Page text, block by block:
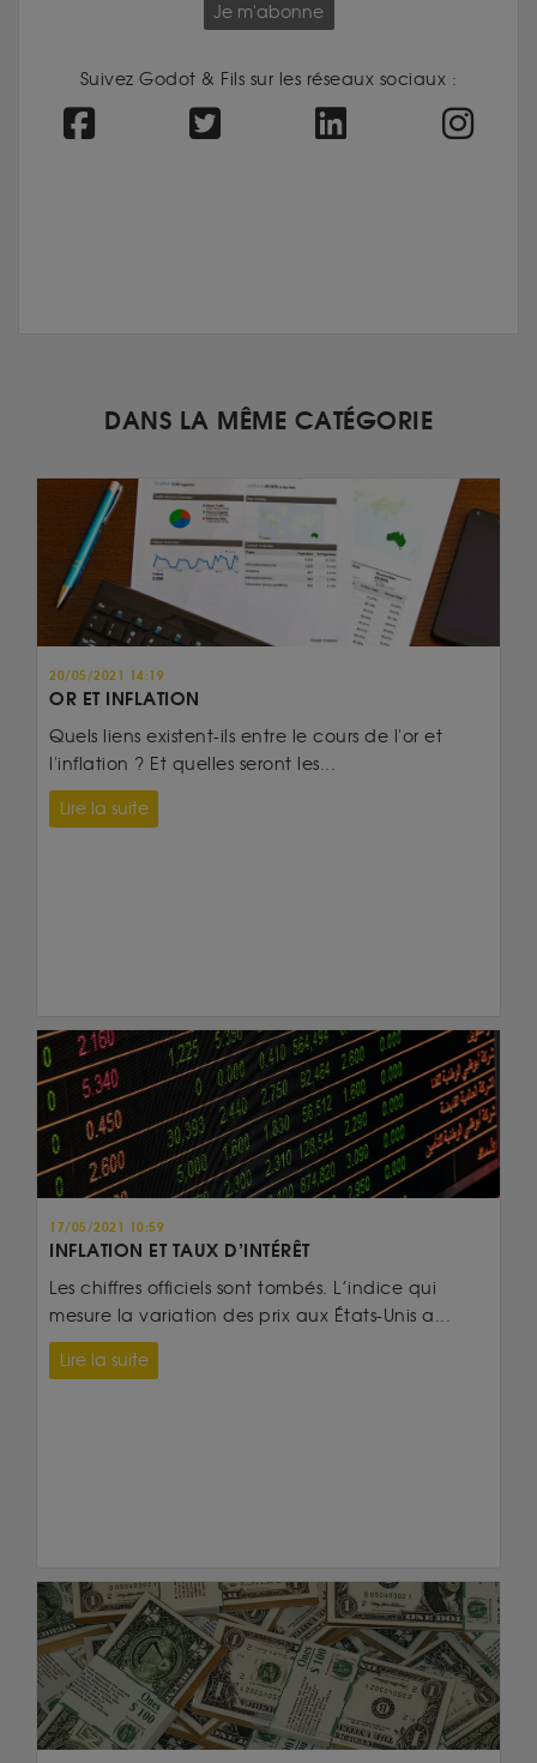
Je m'abonne
Suivez Godot & Fils sur les réseaux sociaux :
DANS LA MÊME CATÉGORIE
20/05/2021 14:19
OR ET INFLATION
Quels liens existent-ils entre le cours de l'or et
l'inflation ? Et quelles seront les...
Lire la suite
17/05/2021 10:59
INFLATION ET TAUX D’INTÉRÊT
Les chiffres officiels sont tombés. L’indice qui
mesure la variation des prix aux États-Unis a...
Lire la suite